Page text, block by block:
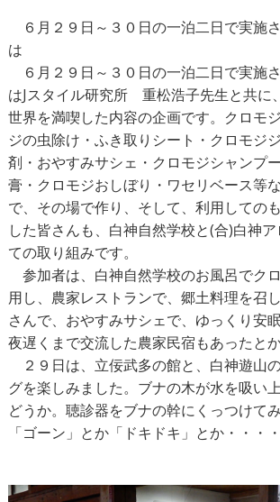
６月２９日～３０日の一泊二日で実施
は
６月２９日～３０日の一泊二日で実施
はJスタイル研究所 重松浩子先生と共に
世界を満喫した内容の企画です。クロモ
ジの虫除け・ふき取りシート・クロモジ
剤・おやすみサシェ・クロモジシャンプ
膏・クロモジおしぼり・ワセリベース等
で、その場で作り、そして、利用しての
した皆さんも、白神自然学校と(合)白神
ての取り組みです。
参加者は、白神自然学校のお風呂でク
用し、農家レストランで、郷土料理を召
さんで、おやすみサシェで、ゆっくり安
夜遅くまで交流した農家民宿もあったと
２９日は、立佞武多の館と、白神遊山
グを楽しみました。ブナの木が水を吸い
どうか。聴診器をブナの幹にくっつけて
「ゴーン」とか「ドキドキ」とか・・・